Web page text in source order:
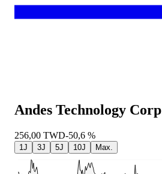
Andes Technology Corp
256,00 TWD-50,6 %
1J 3J 5J 10J Max.